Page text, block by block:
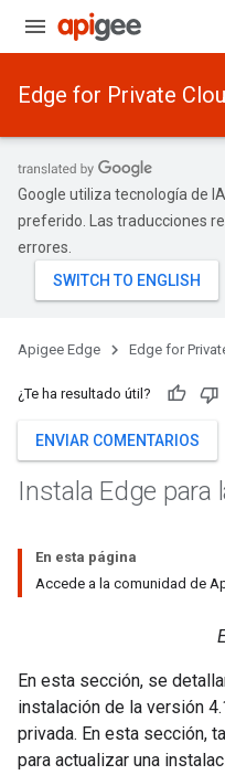
Edge for Private
Google utiliza tecnología de
preferido. Las traducciones
errores.
Apigee Edge Edge for
¿Te ha resultado útil?
ENVIAR COMENTARIOS
Instala Edge para
En esta página
Accede a la comunidad de
En esta sección, se
instalación de la versión
privada. En esta sección,
para actualizar una